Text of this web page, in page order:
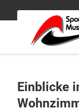
Einblicke